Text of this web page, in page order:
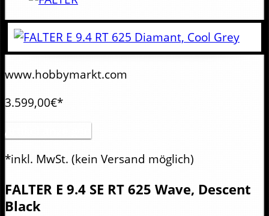
www.hobbymarkt.com
3.599,00€*
Artikel anzeigen
*inkl. MwSt. (kein Versand möglich)
FALTER E 9.4 SE RT 625 Wave, Descent
Black